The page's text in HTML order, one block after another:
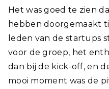
Het was goed te zien
hebben doorgemaakt
leden van de startups
voor de groep, het
dan bij de kick-off, en
mooi moment was de